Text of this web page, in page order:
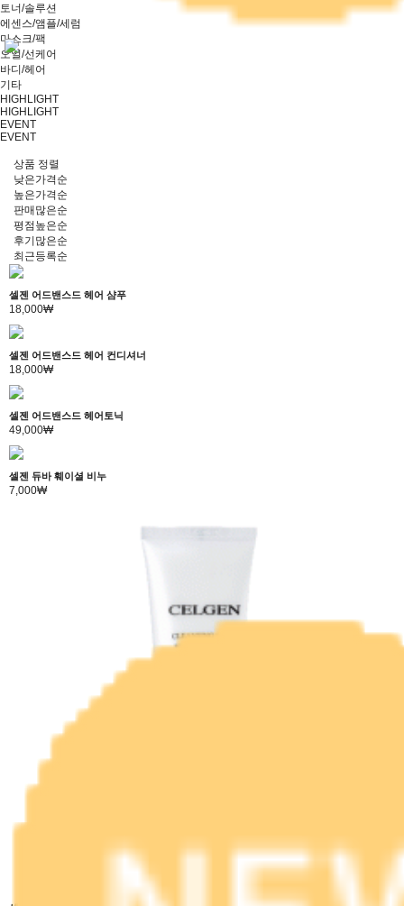
토너/솔루션
에센스/앰플/세럼
마스크/팩
오일/선케어
바디/헤어
기타
HIGHLIGHT
HIGHLIGHT
EVENT
EVENT
상품 정렬
낮은가격순
높은가격순
판매많은순
평점높은순
후기많은순
최근등록순
셀젠 어드밴스드 헤어 샴푸
18,000₩
셀젠 어드밴스드 헤어 컨디셔너
18,000₩
셀젠 어드밴스드 헤어토닉
49,000₩
셀젠 듀바 훼이셜 비누
7,000₩